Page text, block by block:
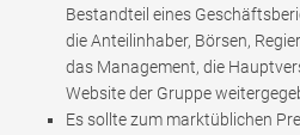
Bestandteil eines
die Anteilinhaber, Börsen,
das Management, die
Website der Gruppe
Es sollte zum marktüblichen